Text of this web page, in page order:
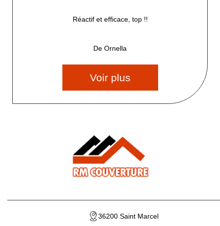
Réactif et efficace, top !!
De Ornella
Voir plus
36200 Saint Marcel